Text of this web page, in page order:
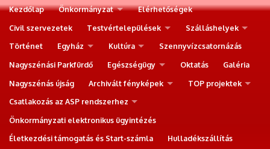
Kezdőlap Önkormányzat
Elérhetőségek
Civil szervezetek
Testvértelepülések
Szálláshelyek
Történet
Egyház Kultúra
Szennyvízcsatornázás
Nagyszénási Parkfürdő
Egészségügy Oktatás
Galéria
Nagyszénás újság
Archivált fényképek
TOP projektek
Csatlakozás az ASP rendszerhez
Önkormányzati elektronikus ügyintézés
Életkezdési támogatás és Start-számla
Hulladékszállítás